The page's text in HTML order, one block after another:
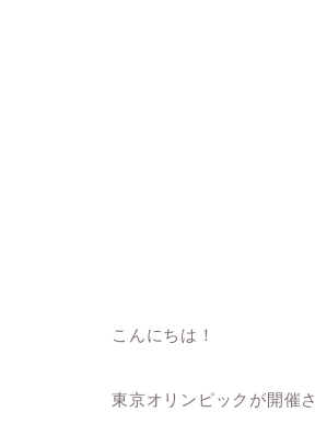
こんにちは！
東京オリンピックが開催